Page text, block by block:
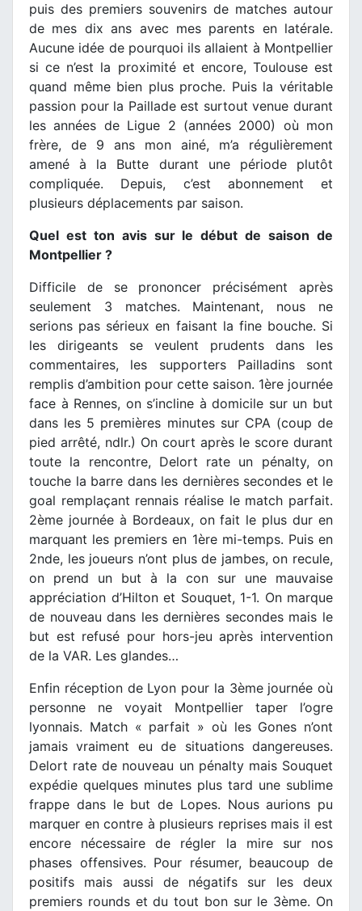
puis des premiers souvenirs de matches autour
de mes dix ans avec mes parents en latérale.
Aucune idée de pourquoi ils allaient à Montpellier
si ce n’est la proximité et encore, Toulouse est
quand même bien plus proche. Puis la véritable
passion pour la Paillade est surtout venue durant
les années de Ligue 2 (années 2000) où mon
frère, de 9 ans mon ainé, m’a régulièrement
amené à la Butte durant une période plutôt
compliquée. Depuis, c’est abonnement et
plusieurs déplacements par saison.
Quel est ton avis sur le début de saison de
Montpellier ?
Difficile de se prononcer précisément après
seulement 3 matches. Maintenant, nous ne
serions pas sérieux en faisant la fine bouche. Si
les dirigeants se veulent prudents dans les
commentaires, les supporters Pailladins sont
remplis d’ambition pour cette saison. 1ère journée
face à Rennes, on s’incline à domicile sur un but
dans les 5 premières minutes sur CPA (coup de
pied arrêté, ndlr.) On court après le score durant
toute la rencontre, Delort rate un pénalty, on
touche la barre dans les dernières secondes et le
goal remplaçant rennais réalise le match parfait.
2ème journée à Bordeaux, on fait le plus dur en
marquant les premiers en 1ère mi-temps. Puis en
2nde, les joueurs n’ont plus de jambes, on recule,
on prend un but à la con sur une mauvaise
appréciation d’Hilton et Souquet, 1-1. On marque
de nouveau dans les dernières secondes mais le
but est refusé pour hors-jeu après intervention
de la VAR. Les glandes…
Enfin réception de Lyon pour la 3ème journée où
personne ne voyait Montpellier taper l’ogre
lyonnais. Match « parfait » où les Gones n’ont
jamais vraiment eu de situations dangereuses.
Delort rate de nouveau un pénalty mais Souquet
expédie quelques minutes plus tard une sublime
frappe dans le but de Lopes. Nous aurions pu
marquer en contre à plusieurs reprises mais il est
encore nécessaire de régler la mire sur nos
phases offensives. Pour résumer, beaucoup de
positifs mais aussi de négatifs sur les deux
premiers rounds et du tout bon sur le 3ème. On